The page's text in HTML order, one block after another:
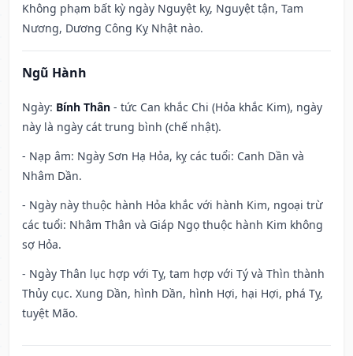
Không phạm bất kỳ ngày Nguyệt kỵ, Nguyệt tận, Tam
Nương, Dương Công Kỵ Nhật nào.
Ngũ Hành
Ngày: Bính Thân - tức Can khắc Chi (Hỏa khắc Kim), ngày
này là ngày cát trung bình (chế nhật).
- Nạp âm: Ngày Sơn Hạ Hỏa, kỵ các tuổi: Canh Dần và
Nhâm Dần.
- Ngày này thuộc hành Hỏa khắc với hành Kim, ngoại trừ
các tuổi: Nhâm Thân và Giáp Ngọ thuộc hành Kim không
sợ Hỏa.
- Ngày Thân lục hợp với Tỵ, tam hợp với Tý và Thìn thành
Thủy cục. Xung Dần, hình Dần, hình Hợi, hại Hợi, phá Tỵ,
tuyệt Mão.